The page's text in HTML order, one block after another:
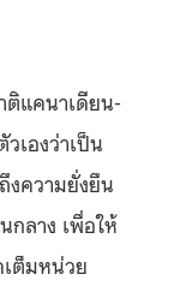
ติแคนาเดียน-
เองว่าเป็น
ความยั่งยืน
กลาง เพื่อให้
ต็มหน่วย